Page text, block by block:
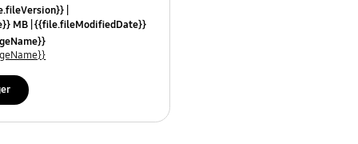
MB {{file.fileModifiedDate}}